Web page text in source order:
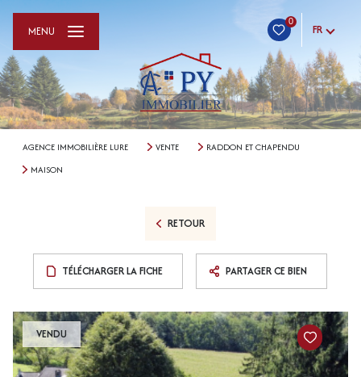
0
FR
MENU
AGENCE IMMOBILIÈRE LURE VENTE
RADDON ET CHAPENDU
MAISON
RETOUR
TÉLÉCHARGER LA FICHE PARTAGER CE BIEN
VENDU